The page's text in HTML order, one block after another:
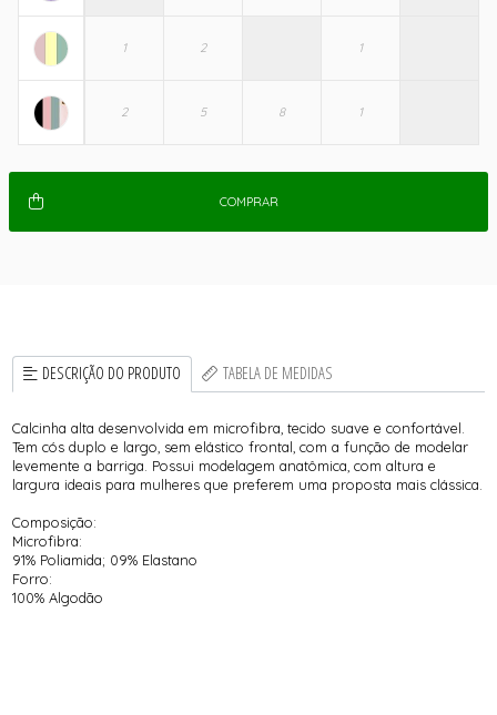
COMPRAR
DESCRIÇÃO DO PRODUTO TABELA DE MEDIDAS
Calcinha alta desenvolvida em microfibra, tecido suave e confortável.
Tem cós duplo e largo, sem elástico frontal, com a função de modelar
levemente a barriga. Possui modelagem anatômica, com altura e
largura ideais para mulheres que preferem uma proposta mais clássica.
Composição:
Microfibra:
91% Poliamida; 09% Elastano
Forro:
100% Algodão